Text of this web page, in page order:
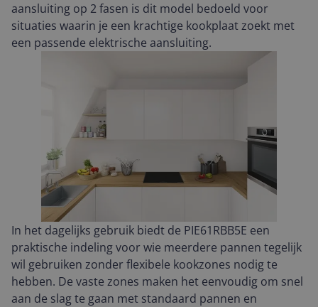
aansluiting op 2 fasen is dit model bedoeld voor
situaties waarin je een krachtige kookplaat zoekt met
een passende elektrische aansluiting.
In het dagelijks gebruik biedt de PIE61RBB5E een
praktische indeling voor wie meerdere pannen tegelijk
wil gebruiken zonder flexibele kookzones nodig te
hebben. De vaste zones maken het eenvoudig om snel
aan de slag te gaan met standaard pannen en